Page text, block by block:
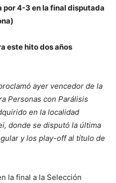
por 4-3 en la final disputada
este hito dos años
ayer vencedor de la
Personas con Parálisis
en la localidad
donde se disputó la última
y los play-off al título de
la final a la Selección